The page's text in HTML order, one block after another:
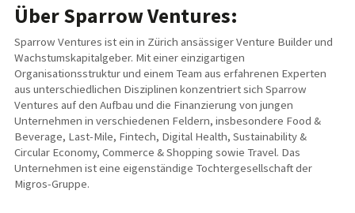
Über Sparrow Ventures:
Sparrow Ventures ist ein in Zürich ansässiger Venture Builder und
Wachstumskapitalgeber. Mit einer einzigartigen
Organisationsstruktur und einem Team aus erfahrenen Experten
aus unterschiedlichen Disziplinen konzentriert sich Sparrow
Ventures auf den Aufbau und die Finanzierung von jungen
Unternehmen in verschiedenen Feldern, insbesondere Food &
Beverage, Last-Mile, Fintech, Digital Health, Sustainability &
Circular Economy, Commerce & Shopping sowie Travel. Das
Unternehmen ist eine eigenständige Tochtergesellschaft der
Migros-Gruppe.